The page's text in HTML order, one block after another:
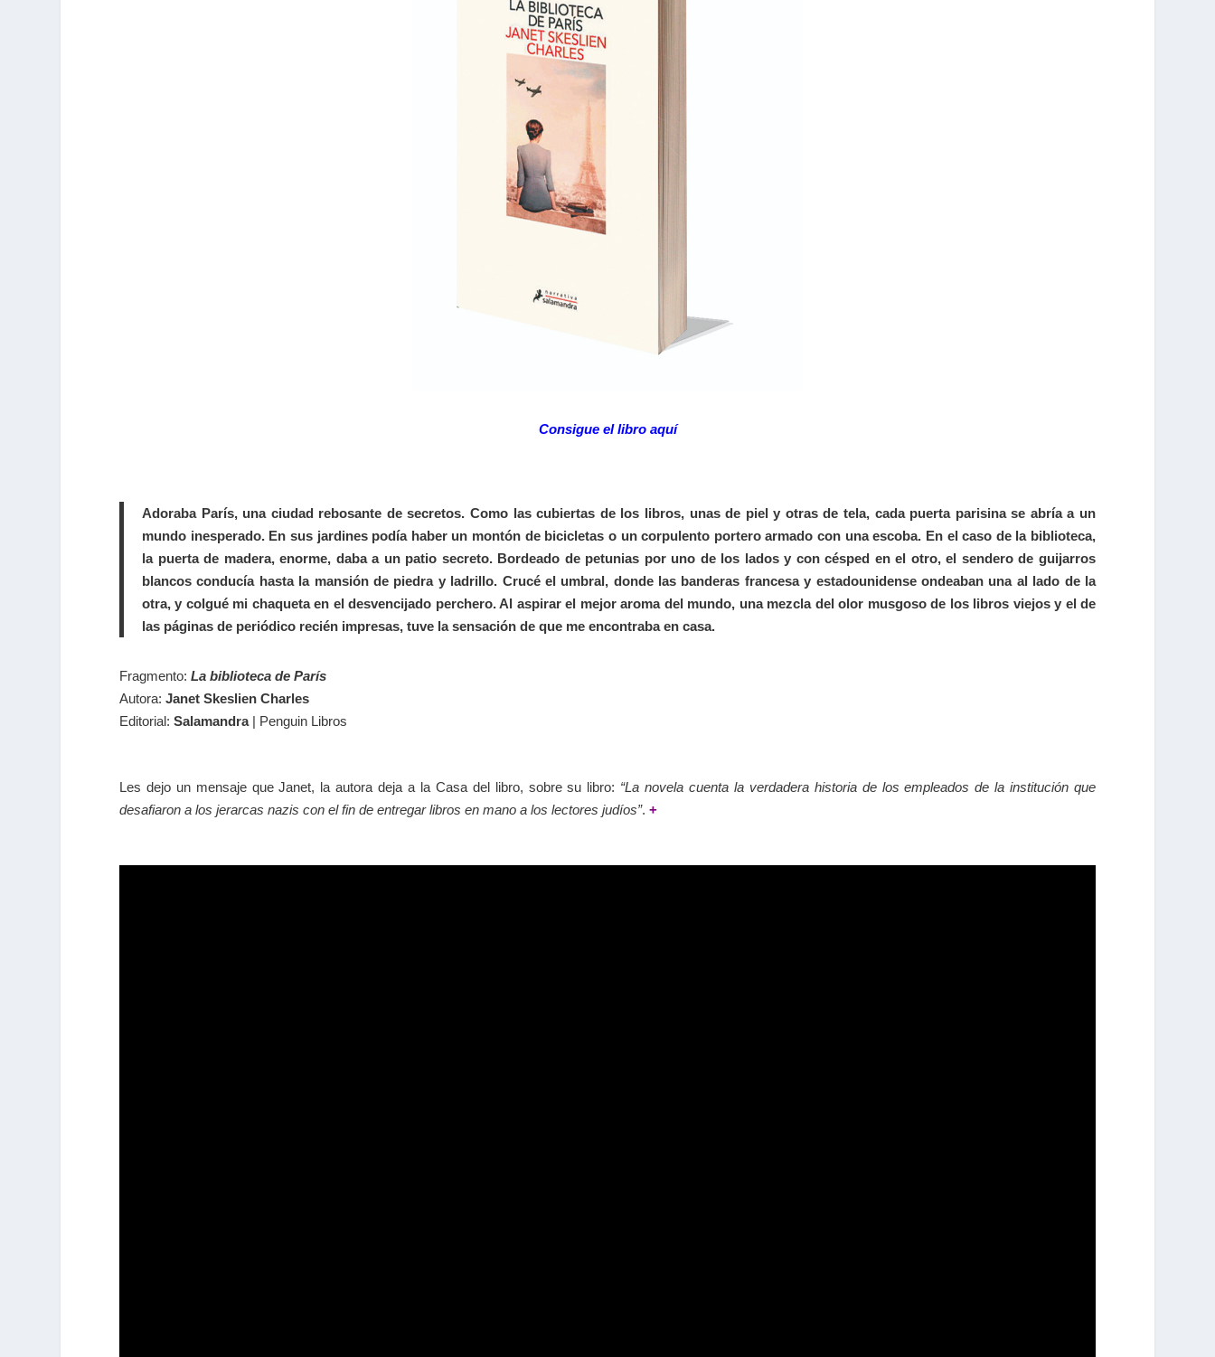
Consigue el libro aquí
Adoraba París, una ciudad rebosante de secretos. Como las cubiertas de los libros, unas de piel y otras de tela, cada puerta parisina se abría a un
mundo inesperado. En sus jardines podía haber un montón de bicicletas o un corpulento portero armado con una escoba. En el caso de la biblioteca,
la puerta de madera, enorme, daba a un patio secreto. Bordeado de petunias por uno de los lados y con césped en el otro, el sendero de guijarros
blancos conducía hasta la mansión de piedra y ladrillo. Crucé el umbral, donde las banderas francesa y estadounidense ondeaban una al lado de la
otra, y colgué mi chaqueta en el desvencijado perchero. Al aspirar el mejor aroma del mundo, una mezcla del olor musgoso de los libros viejos y el de
las páginas de periódico recién impresas, tuve la sensación de que me encontraba en casa.
Fragmento: La biblioteca de París
Autora: Janet Skeslien Charles
Editorial: Salamandra| Penguin Libros
Les dejo un mensaje que Janet, la autora deja a la Casa del libro, sobre su libro: “La novela cuenta la verdadera historia de los empleados de la institución que
desafiaron a los jerarcas nazis con el fin de entregar libros en mano a los lectores judíos”. +